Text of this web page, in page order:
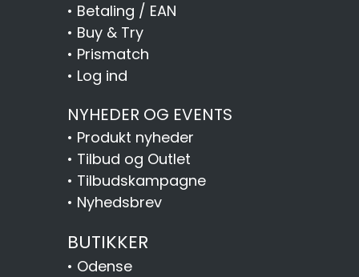
• Betaling / EAN
• Buy & Try
• Prismatch
• Log ind
NYHEDER OG EVENTS
• Produkt nyheder
• Tilbud og Outlet
• Tilbudskampagne
• Nyhedsbrev
BUTIKKER
• Odense